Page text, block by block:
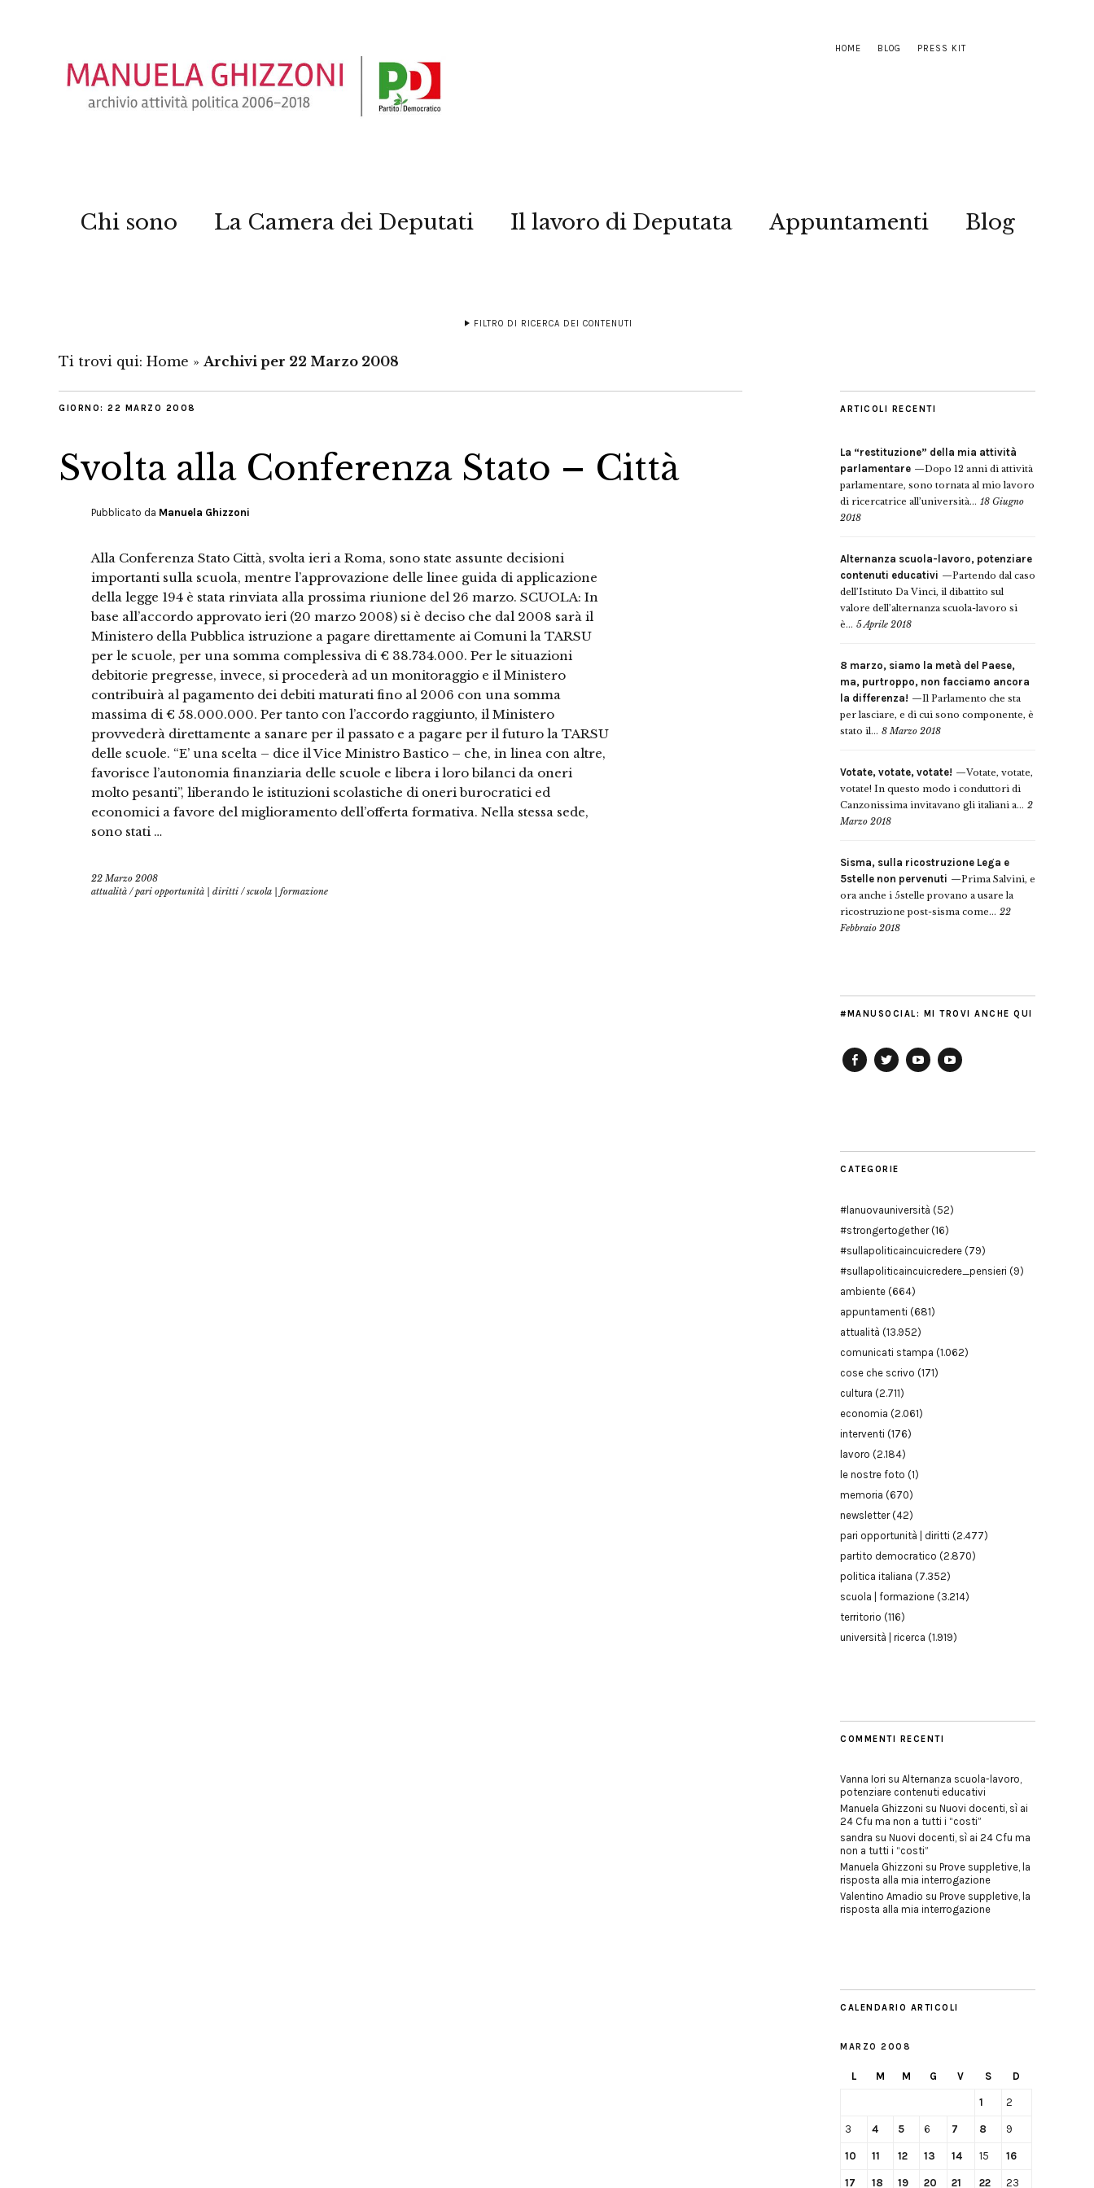
HOME BLOG PRESS KIT
Chi sono La Camera dei Deputati Il lavoro di Deputata Appuntamenti Blog
FILTRO DI RICERCA DEI CONTENUTI
Ti trovi qui: Home » Archivi per 22 Marzo 2008
GIORNO: 22 MARZO 2008
Svolta alla Conferenza Stato – Città
Pubblicato da Manuela Ghizzoni
Alla Conferenza Stato Città, svolta ieri a Roma, sono state assunte decisioni
importanti sulla scuola, mentre l’approvazione delle linee guida di applicazione
della legge 194 è stata rinviata alla prossima riunione del 26 marzo. SCUOLA: In
base all’accordo approvato ieri (20 marzo 2008) si è deciso che dal 2008 sarà il
Ministero della Pubblica istruzione a pagare direttamente ai Comuni la TARSU
per le scuole, per una somma complessiva di € 38.734.000. Per le situazioni
debitorie pregresse, invece, si procederà ad un monitoraggio e il Ministero
contribuirà al pagamento dei debiti maturati fino al 2006 con una somma
massima di € 58.000.000. Per tanto con l’accordo raggiunto, il Ministero
provvederà direttamente a sanare per il passato e a pagare per il futuro la TARSU
delle scuole. “E’ una scelta – dice il Vice Ministro Bastico – che, in linea con altre,
favorisce l’autonomia finanziaria delle scuole e libera i loro bilanci da oneri
molto pesanti”, liberando le istituzioni scolastiche di oneri burocratici ed
economici a favore del miglioramento dell’offerta formativa. Nella stessa sede,
sono stati …
22 Marzo 2008
attualità /pari opportunità | diritti /scuola | formazione
ARTICOLI RECENTI
La “restituzione” della mia attività
parlamentare
Dopo 12 anni di attività
parlamentare, sono tornata al mio lavoro
di ricercatrice all’università... 18 Giugno
2018
Alternanza scuola-lavoro, potenziare
contenuti educativi
Partendo dal caso
dell’Istituto Da Vinci, il dibattito sul
valore dell’alternanza scuola-lavoro si
è... 5 Aprile 2018
8 marzo, siamo la metà del Paese,
ma, purtroppo, non facciamo ancora
la differenza!
Il Parlamento che sta
per lasciare, e di cui sono componente, è
stato il... 8 Marzo 2018
Votate, votate, votate!
Votate, votate,
votate! In questo modo i conduttori di
Canzonissima invitavano gli italiani a... 2
Marzo 2018
Sisma, sulla ricostruzione Lega e
5stelle non pervenuti
Prima Salvini, e
ora anche i 5stelle provano a usare la
ricostruzione post-sisma come... 22
Febbraio 2018
#MANUSOCIAL: MI TROVI ANCHE QUI
CATEGORIE
#lanuovauniversità (52)
#strongertogether(16)
#sullapoliticaincuicredere (79)
#sullapoliticaincuicredere_pensieri (9)
ambiente (664)
appuntamenti (681)
attualità (13.952)
comunicati stampa (1.062)
cose che scrivo (171)
cultura (2.711)
economia (2.061)
interventi (176)
lavoro (2.184)
le nostre foto (1)
memoria (670)
newsletter(42)
pari opportunità | diritti (2.477)
partito democratico (2.870)
politica italiana (7.352)
scuola | formazione (3.214)
territorio (116)
università | ricerca (1.919)
COMMENTI RECENTI
Vanna Iori su Alternanza scuola-lavoro,
potenziare contenuti educativi
Manuela Ghizzoni su Nuovi docenti, sì ai
24 Cfu ma non a tutti i “costi”
sandra su Nuovi docenti, sì ai 24 Cfu ma
non a tutti i “costi”
Manuela Ghizzoni su Prove suppletive, la
risposta alla mia interrogazione
Valentino Amadio su Prove suppletive, la
risposta alla mia interrogazione
CALENDARIO ARTICOLI
MARZO 2008
L M M G V S D
1 2
3 4 5 6 7 8 9
10 11 12 13 14 15 16
17 18 19 20 21 22 23